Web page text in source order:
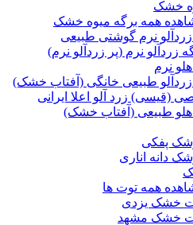
خشک
همه برگه میوه خشک
زردآلو نرم گوشتی طبیعی
زردآلو نرم (پر زردآلو نرم)
نرم
زردآلو طبیعی خانگی (آفتاب خشک)
(قیسی) زرد آلو اعلا ایرانی
هلو طبیعی (آفتاب خشک)
پفکی
دانه اناری
همه توت ها
خشک یزدی
خشک مشهد